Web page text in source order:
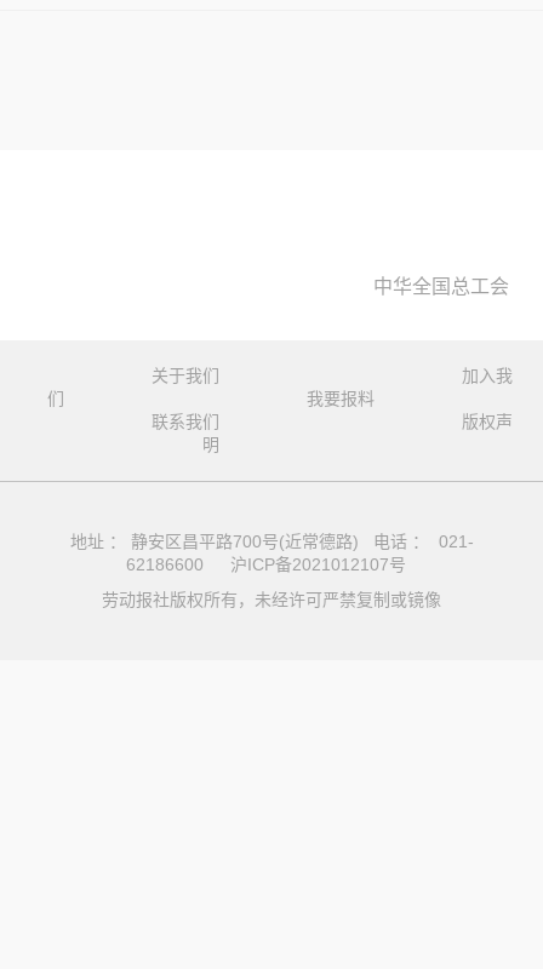
中华全国总工会
关于我们
加入我
们
我要报料
联系我们
版权声
明
地址 ： 静安区昌平路700号(近常德路) 电话 ： 021-
62186600
沪ICP备2021012107号
劳动报社版权所有，未经许可严禁复制或镜像